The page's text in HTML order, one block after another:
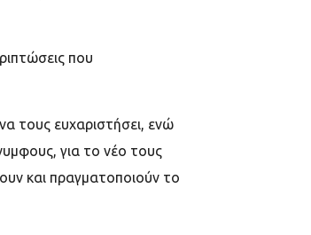
που
τους ευχαριστήσει, ενώ
για το νέο τους
και πραγματοποιούν το